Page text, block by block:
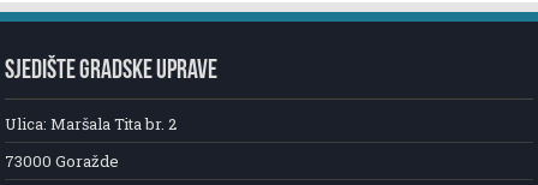
SJEDIŠTE GRADSKE UPRAVE
Ulica: Maršala Tita br. 2
73000 Goražde